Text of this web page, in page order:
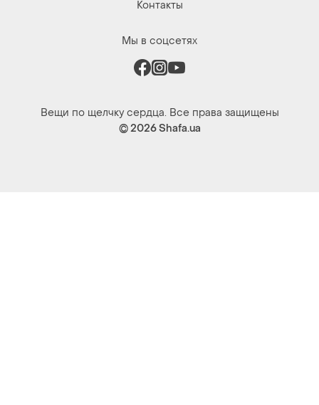
Контакты
Мы в соцсетях
Вещи по щелчку сердца. Все права защищены
© 2026Shafa.ua